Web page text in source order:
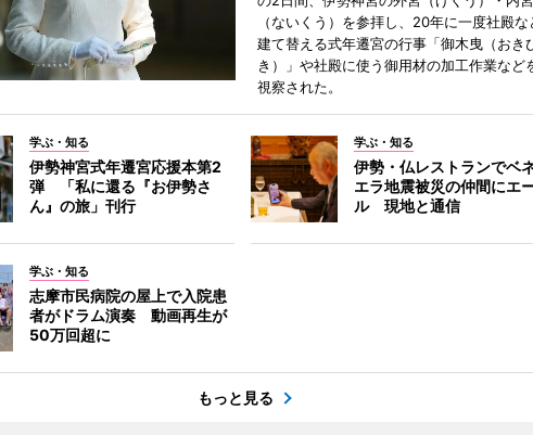
（ないくう）を参拝し、20年に一度社殿な
建て替える式年遷宮の行事「御木曳（おき
き）」や社殿に使う御用材の加工作業など
視察された。
学ぶ・知る
伊勢神宮式年遷宮応援本第2
弾 「私に還る『お伊勢さ
ん』の旅」刊行
学ぶ・知る
伊勢・仏レストランでベ
エラ地震被災の仲間にエ
ル 現地と通信
学ぶ・知る
志摩市民病院の屋上で入院患
者がドラム演奏 動画再生が
50万回超に
もっと見る